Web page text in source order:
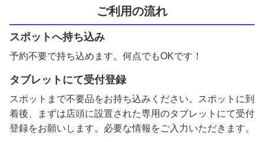
ご利用の流れ
スポットへ持ち込み
予約不要で持ち込めます。何点でもOKです！
タブレットにて受付登録
スポットまで不要品をお持ち込みください。スポットに到
着後、まずは店頭に設置された専用のタブレットにて受付
登録をお願いします。必要な情報をご入力いただきます。